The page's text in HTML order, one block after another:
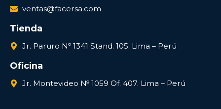
ventas@facersa.com
Tienda
Jr. Paruro Nº 1341 Stand. 105. Lima – Perú
Oficina
Jr. Montevideo № 1059 Of. 407. Lima – Perú